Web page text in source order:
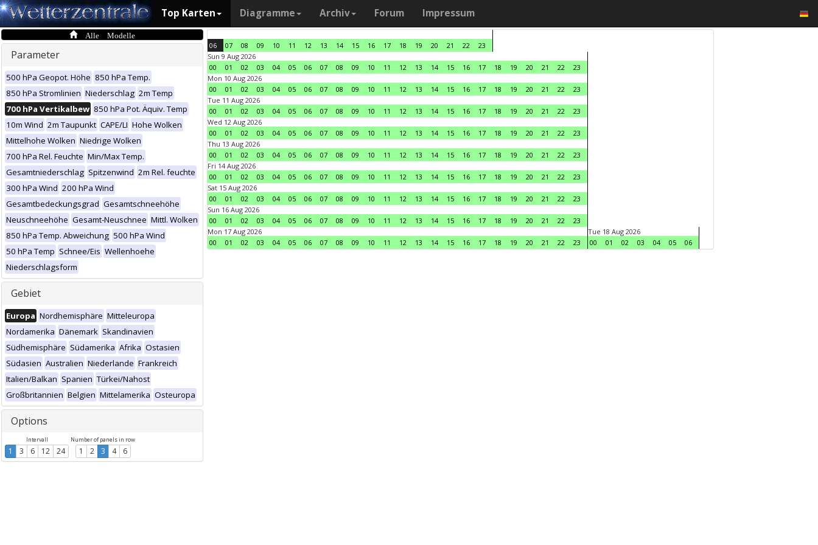
Top Karten Diagramme Archiv Forum Impressum
Alle Modelle
Parameter
500 hPa Geopot. Höhe 850 hPa Temp.
850 hPa Stromlinien Niederschlag 2m Temp
700 hPa Vertikalbew 850 hPa Pot. Äquiv. Temp
10m Wind 2m Taupunkt CAPE/LI Hohe Wolken
Mittelhohe Wolken Niedrige Wolken
700 hPa Rel. Feuchte Min/Max Temp.
Gesamtniederschlag Spitzenwind 2m Rel. feuchte
300 hPa Wind 200 hPa Wind
Gesamtbedeckungsgrad Gesamtschneehöhe
Neuschneehöhe Gesamt-Neuschnee Mittl. Wolken
850 hPa Temp. Abweichung 500 hPa Wind
50 hPa Temp Schnee/Eis Wellenhoehe
Niederschlagsform
Gebiet
Europa Nordhemisphäre Mitteleuropa
Nordamerika Dänemark Skandinavien
Südhemisphäre Südamerika Afrika Ostasien
Südasien Australien Niederlande Frankreich
Italien/Balkan Spanien Türkei/Nahost
Großbritannien Belgien Mittelamerika Osteuropa
Options
Intervall
1 3 6 12 24
Number of panels in row
1 2 3 4 6
06 07 08 09 10 11 12 13 14 15 16 17 18 19 20 21 22
23
Sun 9 Aug 2026
00
01 02 03 04 05 06 07 08 09 10 11 12 13 14 15 16 17 18 19 20 21 22
23
Mon 10 Aug 2026
00
01 02 03 04 05 06 07 08 09 10 11 12 13 14 15 16 17 18 19 20 21 22
23
Tue 11 Aug 2026
00
01 02 03 04 05 06 07 08 09 10 11 12 13 14 15 16 17 18 19 20 21 22
23
Wed 12 Aug 2026
00
01 02 03 04 05 06 07 08 09 10 11 12 13 14 15 16 17 18 19 20 21 22
23
Thu 13 Aug 2026
00
01 02 03 04 05 06 07 08 09 10 11 12 13 14 15 16 17 18 19 20 21 22
23
Fri 14 Aug 2026
00
01 02 03 04 05 06 07 08 09 10 11 12 13 14 15 16 17 18 19 20 21 22
23
Sat 15 Aug 2026
00
01 02 03 04 05 06 07 08 09 10 11 12 13 14 15 16 17 18 19 20 21 22
23
Sun 16 Aug 2026
00
01 02 03 04 05 06 07 08 09 10 11 12 13 14 15 16 17 18 19 20 21 22
23
Mon 17 Aug 2026
00
01 02 03 04 05 06 07 08 09 10 11 12 13 14 15 16 17 18 19 20 21 22 23
Tue 18 Aug 2026
00
01 02 03 04 05 06